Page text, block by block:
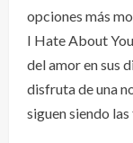
opciones más
I Hate About
del amor en sus
disfruta de una
siguen siendo